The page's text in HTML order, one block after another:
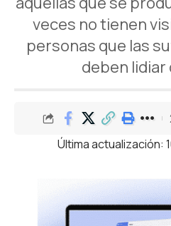
veces no tienen
personas que las
deben lidiar
Última actualización: